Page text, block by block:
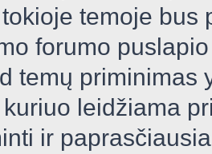
temoje bus
forumo
temų priminimas
leidžiama
ir